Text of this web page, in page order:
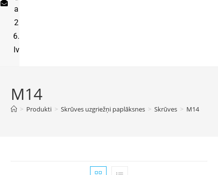
a
2
6.
lv
M14
> Produkti > Skrūves uzgriežņi paplāksnes > Skrūves > M14